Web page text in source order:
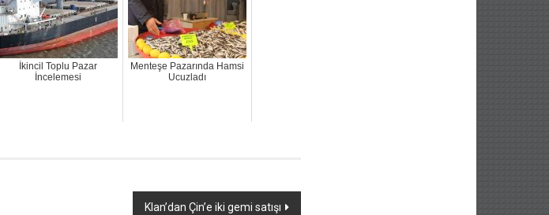
İkincil Toplu Pazar
İncelemesi
Menteşe Pazarında Hamsi
Ucuzladı
Klan’dan Çin’e iki gemi satışı